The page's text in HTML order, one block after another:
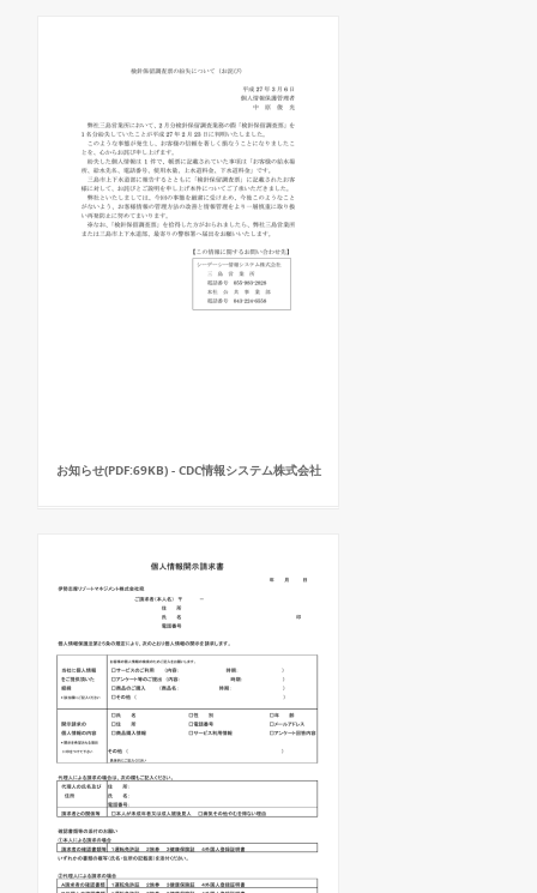
お知らせ(PDF:69KB) - CDC情報システム株式会社